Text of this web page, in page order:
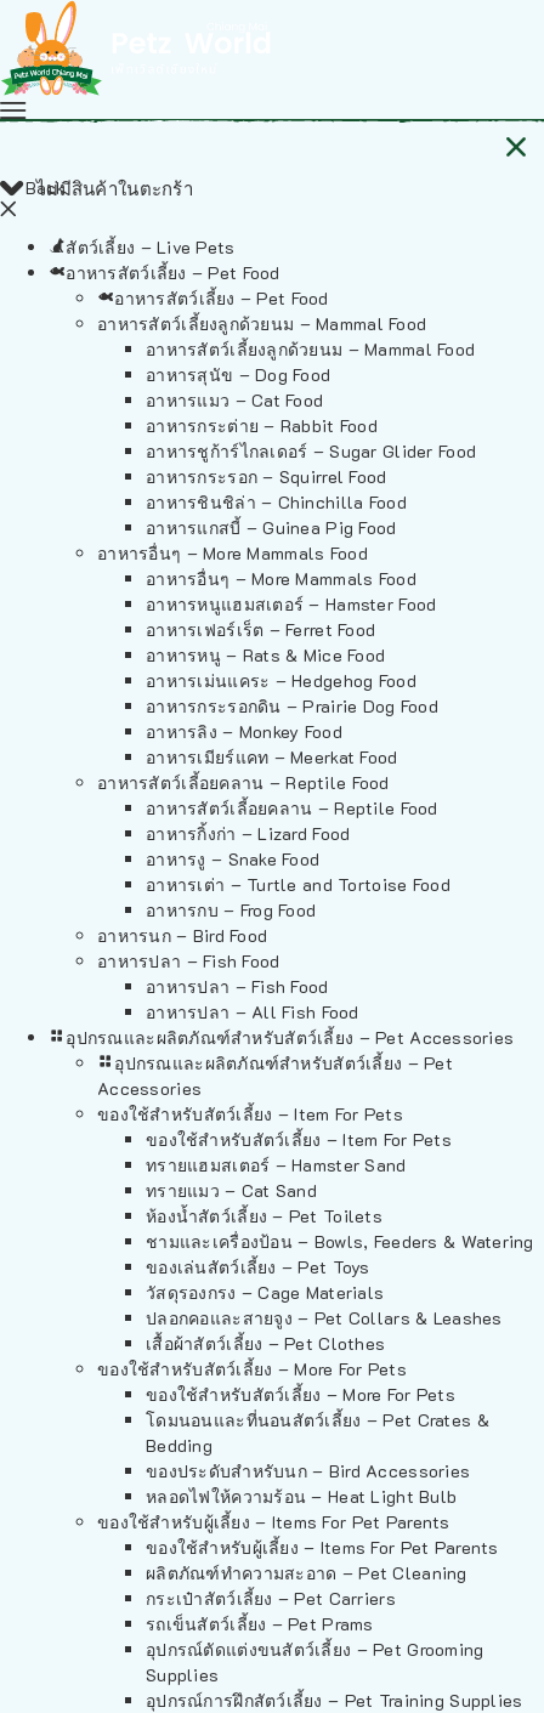
ไม่มีสินค้าในตะกร้า
Back
สัตว์เลี้ยง – Live Pets
อาหารสัตว์เลี้ยง – Pet Food
อาหารสัตว์เลี้ยง – Pet Food
อาหารสัตว์เลี้ยงลูกด้วยนม – Mammal Food
อาหารสัตว์เลี้ยงลูกด้วยนม – Mammal Food
อาหารสุนัข – Dog Food
อาหารแมว – Cat Food
อาหารกระต่าย – Rabbit Food
อาหารชูก้าร์ไกลเดอร์ – Sugar Glider Food
อาหารกระรอก – Squirrel Food
อาหารชินชิล่า – Chinchilla Food
อาหารแกสบี้ – Guinea Pig Food
อาหารอื่นๆ – More Mammals Food
อาหารอื่นๆ – More Mammals Food
อาหารหนูแฮมสเตอร์ – Hamster Food
อาหารเฟอร์เร็ต – Ferret Food
อาหารหนู – Rats & Mice Food
อาหารเม่นแคระ – Hedgehog Food
อาหารกระรอกดิน – Prairie Dog Food
อาหารลิง – Monkey Food
อาหารเมียร์แคท – Meerkat Food
อาหารสัตว์เลี้อยคลาน – Reptile Food
อาหารสัตว์เลี้อยคลาน – Reptile Food
อาหารกิ้งก่า – Lizard Food
อาหารงู – Snake Food
อาหารเต่า – Turtle and Tortoise Food
อาหารกบ – Frog Food
อาหารนก – Bird Food
อาหารปลา – Fish Food
อาหารปลา – Fish Food
อาหารปลา – All Fish Food
อุปกรณและผลิตภัณฑ์สำหรับสัตว์เลี้ยง – Pet Accessories
อุปกรณและผลิตภัณฑ์สำหรับสัตว์เลี้ยง – Pet
Accessories
ของใช้สำหรับสัตว์เลี้ยง – Item For Pets
ของใช้สำหรับสัตว์เลี้ยง – Item For Pets
ทรายแฮมสเตอร์ – Hamster Sand
ทรายแมว – Cat Sand
ห้องน้ำสัตว์เลี้ยง – Pet Toilets
ชามและเครื่องป้อน – Bowls, Feeders & Watering
ของเล่นสัตว์เลี้ยง – Pet Toys
วัสดุรองกรง – Cage Materials
ปลอกคอและสายจูง – Pet Collars & Leashes
เสื้อผ้าสัตว์เลี้ยง – Pet Clothes
ของใช้สำหรับสัตว์เลี้ยง – More For Pets
ของใช้สำหรับสัตว์เลี้ยง – More For Pets
โดมนอนและที่นอนสัตว์เลี้ยง – Pet Crates &
Bedding
ของประดับสำหรับนก – Bird Accessories
หลอดไฟให้ความร้อน – Heat Light Bulb
ของใช้สำหรับผู้เลี้ยง – Items For Pet Parents
ของใช้สำหรับผู้เลี้ยง – Items For Pet Parents
ผลิตภัณฑ์ทำความสะอาด – Pet Cleaning
กระเป๋าสัตว์เลี้ยง – Pet Carriers
รถเข็นสัตว์เลี้ยง – Pet Prams
อุปกรณ์ตัดแต่งขนสัตว์เลี้ยง – Pet Grooming
Supplies
อุปกรณ์การฝึกสัตว์เลี้ยง – Pet Training Supplies